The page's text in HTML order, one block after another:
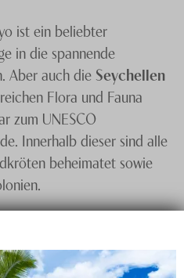
ist ein beliebter
in die spannende
Aber auch die Seychellen
Flora und Fauna
zum UNESCO
Innerhalb dieser sind alle
beheimatet sowie